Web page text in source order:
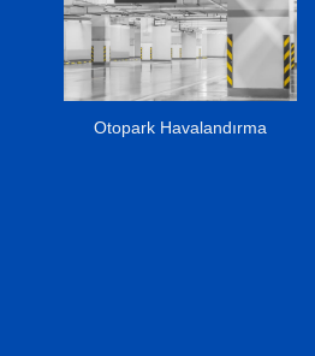
Baca Filtrasyon Sistemleri